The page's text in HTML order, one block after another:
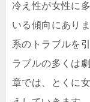
冷え性が女性に
いる傾向にあり
系のトラブルを
ラブルの多くは
章では、とくに